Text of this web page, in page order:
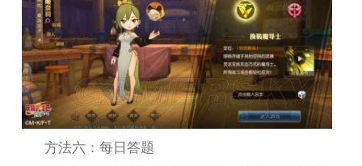
方法六：每日答题